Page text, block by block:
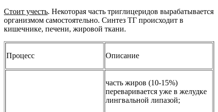
Стоит учесть. Некоторая часть триглицеридов вырабатывается
организмом самостоятельно. Синтез ТГ происходит в
кишечнике, печени, жировой ткани.
Процесс Описание
часть жиров (10-15%)
переваривается уже в желудке
лингвальной липазой;